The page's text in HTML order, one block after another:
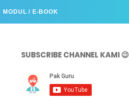
MODUL / E-BOOK
SUBSCRIBE CHANNEL KAMI 😉